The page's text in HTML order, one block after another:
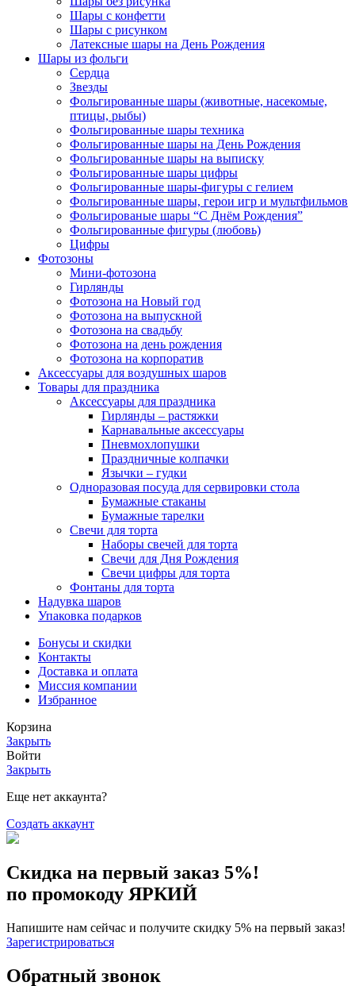
Шары с конфетти
Шары с рисунком
Латексные шары на День Рождения
Шары из фольги
Сердца
Звезды
Фольгированные шары (животные, насекомые,
птицы, рыбы)
Фольгированные шары техника
Фольгированные шары на День Рождения
Фольгированные шары на выписку
Фольгированные шары цифры
Фольгированные шары-фигуры с гелием
Фольгированные шары, герои игр и мультфильмов
Фольгированые шары “С Днём Рождения”
Фольгированные фигуры (любовь)
Цифры
Фотозоны
Мини-фотозона
Гирлянды
Фотозона на Новый год
Фотозона на выпускной
Фотозона на свадьбу
Фотозона на день рождения
Фотозона на корпоратив
Аксессуары для воздушных шаров
Товары для праздника
Аксессуары для праздника
Гирлянды – растяжки
Карнавальные аксессуары
Пневмохлопушки
Праздничные колпачки
Язычки – гудки
Одноразовая посуда для сервировки стола
Бумажные стаканы
Бумажные тарелки
Свечи для торта
Наборы свечей для торта
Свечи для Дня Рождения
Свечи цифры для торта
Фонтаны для торта
Надувка шаров
Упаковка подарков
Бонусы и скидки
Контакты
Доставка и оплата
Миссия компании
Избранное
Корзина
Закрыть
Войти
Закрыть
Еще нет аккаунта?
Создать аккаунт
Скидка на первый заказ 5%!
по промокоду ЯРКИЙ
Напишите нам сейчас и получите скидку 5% на первый заказ!
Зарегистрироваться
Обратный звонок